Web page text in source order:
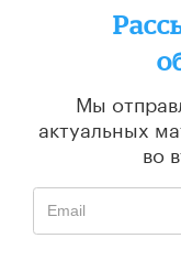
Мы
актуальных
во